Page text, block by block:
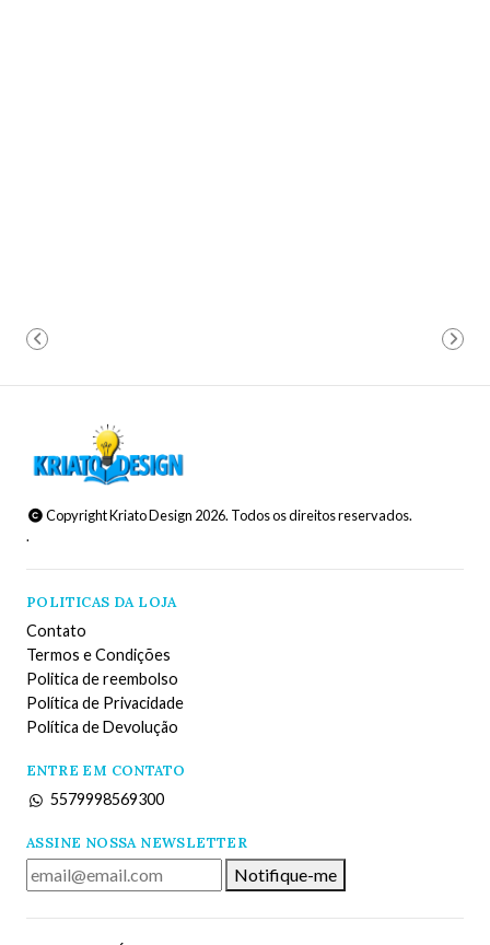
Copyright Kriato Design 2026. Todos os direitos reservados.
.
POLITICAS DA LOJA
Contato
Termos e Condições
Politica de reembolso
Política de Privacidade
Política de Devolução
ENTRE EM CONTATO
5579998569300
ASSINE NOSSA NEWSLETTER
Notifique-me